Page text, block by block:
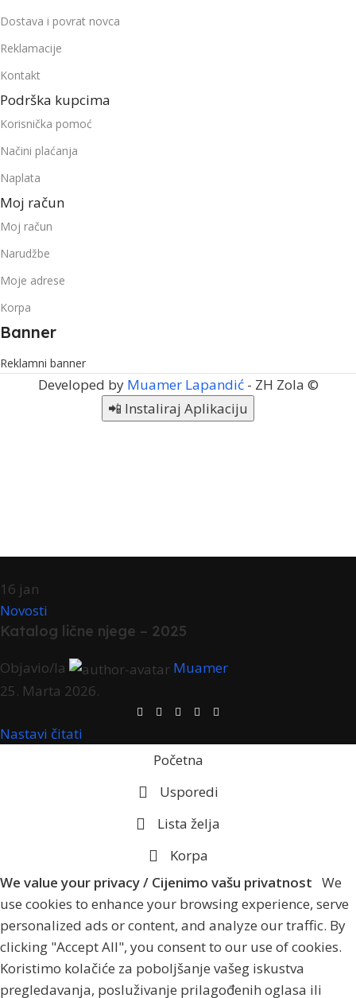
Dostava i povrat novca
Reklamacije
Kontakt
Podrška kupcima
Korisnička pomoć
Načini plaćanja
Naplata
Moj račun
Moj račun
Narudžbe
Moje adrese
Korpa
Banner
Reklamni banner
Developed by Muamer Lapandić- ZH Zola ©
📲 Instaliraj Aplikaciju
16 jan
Novosti
Katalog lične njege – 2025
Objavio/la
Muamer
25. Marta 2026.
Nastavi čitati
Početna
Usporedi
Lista želja
Korpa
We value your privacy / Cijenimo vašu privatnost We
use cookies to enhance your browsing experience, serve
personalized ads or content, and analyze our traffic. By
clicking "Accept All", you consent to our use of cookies.
Koristimo kolačiće za poboljšanje vašeg iskustva
pregledavanja, posluživanje prilagođenih oglasa ili